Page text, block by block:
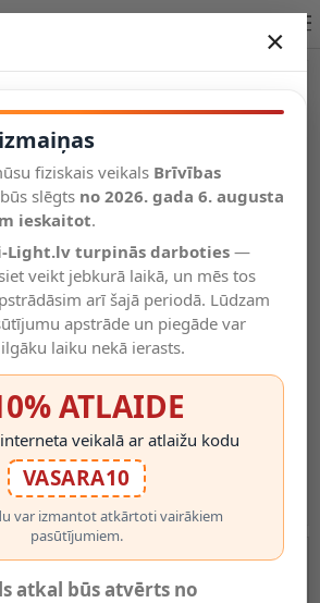
Valodas
×
fiziskais veikals Brīvības
būs slēgts no 2026. gada 6. augusta
ieskaitot.
Light.lv turpinās darboties—
veikt jebkurā laikā, un mēs tos
arī šajā periodā. Lūdzam
apstrāde un piegāde var
laiku nekā ierasts.
ATLAIDE
veikalā ar atlaižu kodu
VASARA10
var izmantot atkārtoti vairākiem
pasūtījumiem.
atkal būs atvērts no